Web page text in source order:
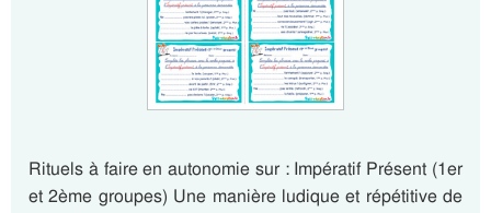
Rituels à faire en autonomie sur : Impératif Présent (1er
et 2ème groupes) Une manière ludique et répétitive de